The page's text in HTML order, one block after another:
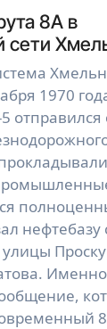
8А в
сети
1970
отправился
нефтебазу
Именно